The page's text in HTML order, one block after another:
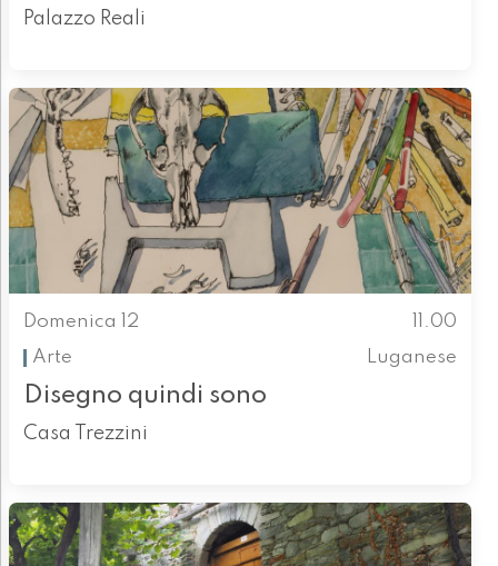
Palazzo Reali
Domenica 12
11.00
Arte
Luganese
Disegno quindi sono
Casa Trezzini